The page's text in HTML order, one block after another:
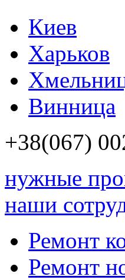
Киев
Харьков
Винница
+38(067)
нужные
наши
Ремонт
Ремонт